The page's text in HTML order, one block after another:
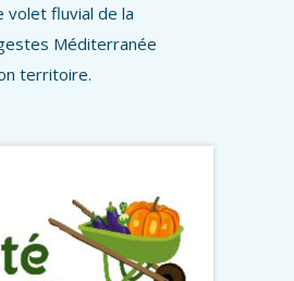
volet fluvial de la
Méditerranée
territoire.